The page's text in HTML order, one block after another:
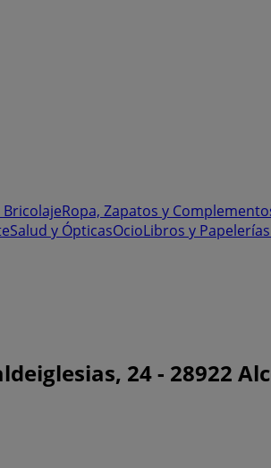
BricolajeRopa, Zapatos y
Salud y ÓpticasOcioLibros y Papelerías
24 - 28922